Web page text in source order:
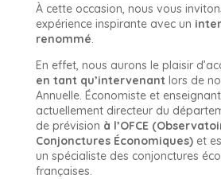
À cette occasion, nous vous
expérience inspirante avec un
renommé.
En effet, nous aurons le plaisir
en tant qu’intervenantlors de
Annuelle. Économiste et
actuellement directeur du
de prévision à l’OFCE
Conjonctures Économiques)et
un spécialiste des conjonctures
françaises.